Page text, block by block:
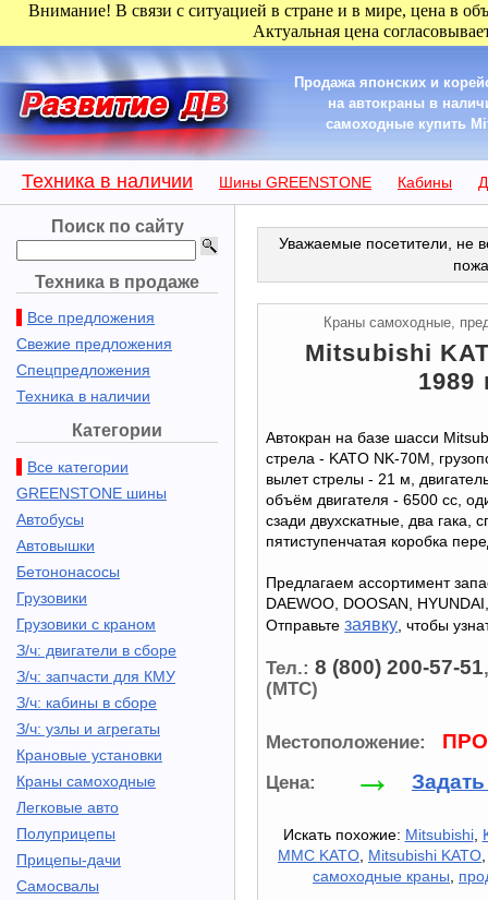
Внимание! В связи с ситуацией в стране и в мире, цена в
Актуальная цена
Продажа японских и
на автокраны в
самоходные купить
Техника в наличии Шины GREENSTONE Кабины
Поиск по сайту
Техника в продаже
Все предложения
Свежие предложения
Спецпредложения
Техника в наличии
Категории
Все категории
GREENSTONE шины
Автобусы
Автовышки
Бетононасосы
Грузовики
Грузовики с краном
З/ч: двигатели в сборе
З/ч: запчасти для КМУ
З/ч: кабины в сборе
З/ч: узлы и агрегаты
Крановые установки
Краны самоходные
Легковые авто
Полуприцепы
Прицепы-дачи
Самосвалы
Уважаемые посетители, не
Краны самоходные,
Mitsubishi
1989
Автокран на базе шасси
стрела - KATO NK-70M,
вылет стрелы - 21 м,
объём двигателя - 6500 сс,
сзади двухскатные, два гака,
пятиступенчатая коробка
Предлагаем ассортимент
DAEWOO, DOOSAN,
Отправьтезаявку, чтобы
Тел.:8 (800) 200-57-51
(МТС)
Местоположение:
Цена: →
Искать похожие: Mitsubishi,
MMC KATO, Mitsubishi KATO
самоходные краны,